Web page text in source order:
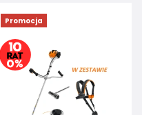
Promocja